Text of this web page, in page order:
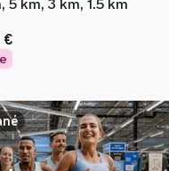
5 km, 3 km, 1.5 km
€